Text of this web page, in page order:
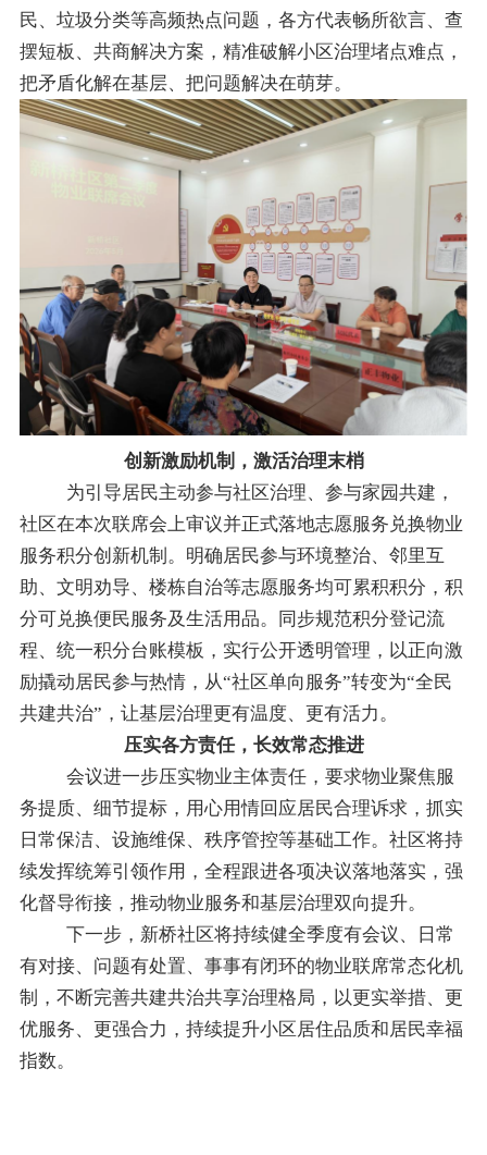
民、垃圾分类等高频热点问题，各方代表畅所欲言、查
摆短板、共商解决方案，精准破解小区治理堵点难点，
把矛盾化解在基层、把问题解决在萌芽。
创新激励机制，激活治理末梢
为引导居民主动参与社区治理、参与家园共建，
社区在本次联席会上审议并正式落地志愿服务兑换物业
服务积分创新机制。明确居民参与环境整治、邻里互
助、文明劝导、楼栋自治等志愿服务均可累积积分，积
分可兑换便民服务及生活用品。同步规范积分登记流
程、统一积分台账模板，实行公开透明管理，以正向激
励撬动居民参与热情，从“社区单向服务”转变为“全民
共建共治”，让基层治理更有温度、更有活力。
压实各方责任，长效常态推进
会议进一步压实物业主体责任，要求物业聚焦服
务提质、细节提标，用心用情回应居民合理诉求，抓实
日常保洁、设施维保、秩序管控等基础工作。社区将持
续发挥统筹引领作用，全程跟进各项决议落地落实，强
化督导衔接，推动物业服务和基层治理双向提升。
下一步，新桥社区将持续健全季度有会议、日常
有对接、问题有处置、事事有闭环的物业联席常态化机
制，不断完善共建共治共享治理格局，以更实举措、更
优服务、更强合力，持续提升小区居住品质和居民幸福
指数。